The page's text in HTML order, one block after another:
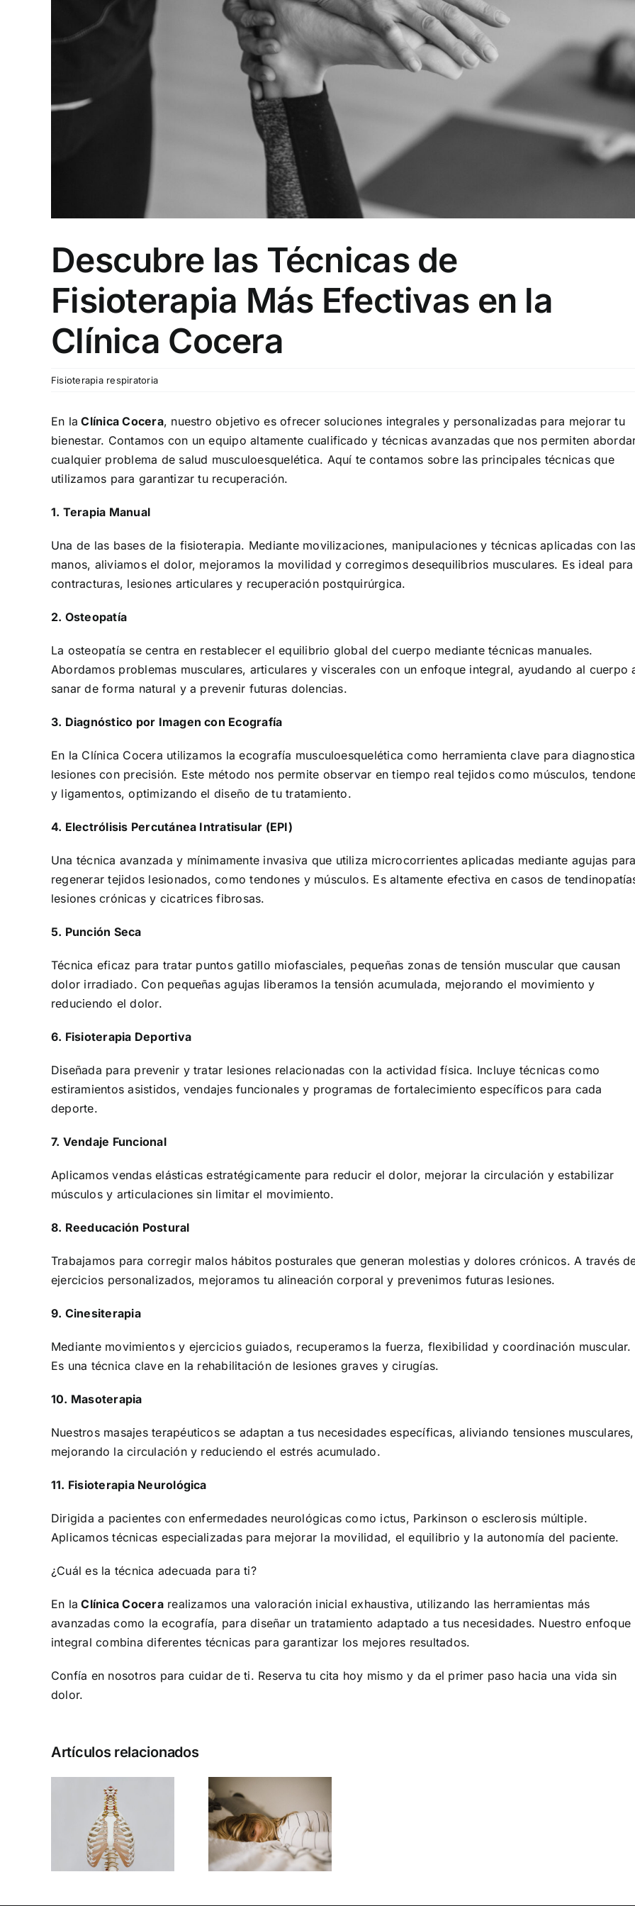
Descubre las Técnicas de
Fisioterapia Más Efectivas en la
Clínica Cocera
Fisioterapia respiratoria
En la Clínica Cocera, nuestro objetivo es ofrecer soluciones integrales y personalizadas para mejorar tu
bienestar. Contamos con un equipo altamente cualificado y técnicas avanzadas que nos permiten
cualquier problema de salud musculoesquelética. Aquí te contamos sobre las principales técnicas que
utilizamos para garantizar tu recuperación.
1. Terapia Manual
Una de las bases de la fisioterapia. Mediante movilizaciones, manipulaciones y técnicas aplicadas con las
manos, aliviamos el dolor, mejoramos la movilidad y corregimos desequilibrios musculares. Es ideal para
contracturas, lesiones articulares y recuperación postquirúrgica.
2. Osteopatía
La osteopatía se centra en restablecer el equilibrio global del cuerpo mediante técnicas manuales.
Abordamos problemas musculares, articulares y viscerales con un enfoque integral, ayudando al cuerpo
sanar de forma natural y a prevenir futuras dolencias.
3. Diagnóstico por Imagen con Ecografía
En la Clínica Cocera utilizamos la ecografía musculoesquelética como herramienta clave para
lesiones con precisión. Este método nos permite observar en tiempo real tejidos como músculos,
y ligamentos, optimizando el diseño de tu tratamiento.
4. Electrólisis Percutánea Intratisular (EPI)
Una técnica avanzada y mínimamente invasiva que utiliza microcorrientes aplicadas mediante agujas para
regenerar tejidos lesionados, como tendones y músculos. Es altamente efectiva en casos de
lesiones crónicas y cicatrices fibrosas.
5. Punción Seca
Técnica eficaz para tratar puntos gatillo miofasciales, pequeñas zonas de tensión muscular que causan
dolor irradiado. Con pequeñas agujas liberamos la tensión acumulada, mejorando el movimiento y
reduciendo el dolor.
6. Fisioterapia Deportiva
Diseñada para prevenir y tratar lesiones relacionadas con la actividad física. Incluye técnicas como
estiramientos asistidos, vendajes funcionales y programas de fortalecimiento específicos para cada
deporte.
7. Vendaje Funcional
Aplicamos vendas elásticas estratégicamente para reducir el dolor, mejorar la circulación y estabilizar
músculos y articulaciones sin limitar el movimiento.
8. Reeducación Postural
Trabajamos para corregir malos hábitos posturales que generan molestias y dolores crónicos. A través
ejercicios personalizados, mejoramos tu alineación corporal y prevenimos futuras lesiones.
9. Cinesiterapia
Mediante movimientos y ejercicios guiados, recuperamos la fuerza, flexibilidad y coordinación muscular.
Es una técnica clave en la rehabilitación de lesiones graves y cirugías.
10. Masoterapia
Nuestros masajes terapéuticos se adaptan a tus necesidades específicas, aliviando tensiones musculares,
mejorando la circulación y reduciendo el estrés acumulado.
11. Fisioterapia Neurológica
Dirigida a pacientes con enfermedades neurológicas como ictus, Parkinson o esclerosis múltiple.
Aplicamos técnicas especializadas para mejorar la movilidad, el equilibrio y la autonomía del paciente.
¿Cuál es la técnica adecuada para ti?
En la Clínica Cocerarealizamos una valoración inicial exhaustiva, utilizando las herramientas más
avanzadas como la ecografía, para diseñar un tratamiento adaptado a tus necesidades. Nuestro enfoque
integral combina diferentes técnicas para garantizar los mejores resultados.
Confía en nosotros para cuidar de ti. Reserva tu cita hoy mismo y da el primer paso hacia una vida sin
dolor.
Artículos relacionados